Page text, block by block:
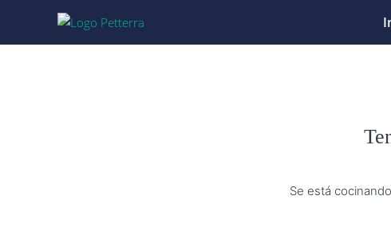
Se está